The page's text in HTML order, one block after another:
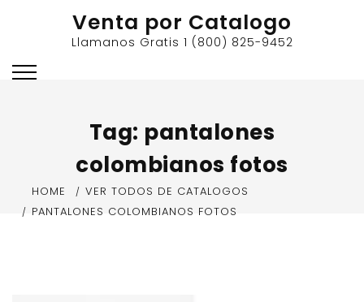
Venta por Catalogo
Llamanos Gratis 1 (800) 825-9452
Tag: pantalones
colombianos fotos
HOME
VER TODOS DE CATALOGOS
PANTALONES COLOMBIANOS FOTOS